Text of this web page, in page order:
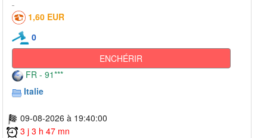
1,60 EUR
0
ENCHÉRIR
FR - 91***
Italie
09-08-2026 à 19:40:00
3 j 3 h 47 mn